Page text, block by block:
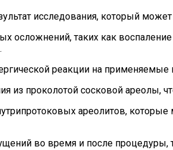
исследования, который
осложнений, таких как
реакции на
из проколотой сосковой ареолы,
ареолитов,
во время и после процедуры,